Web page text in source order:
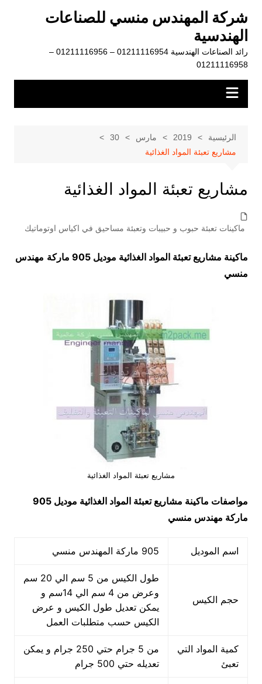
المحتوى
شركة المهندس منسي للصناعات
الهندسية
رائد الصناعات الهندسية 01211116954 – 01211116956 –
01211116958
الرئيسية 2019 مارس
30
مشاريع تعبئة المواد الغذائية
مشاريع تعبئة المواد الغذائية
ماكينات تعبئة حبوب و حبيبات وتعبئة مساحيق في اكياس اوتوماتيك
ماكينة مشاريع تعبئة المواد الغذائية موديل 905 ماركة
مهندس
منسي
مشاريع تعبئة المواد الغذائية
مواصفات ماكينة مشاريع تعبئة المواد الغذائية
موديل 905
ماركة مهندس منسي
اسم الموديل 905 ماركة المهندس منسي
حجم الكيس
طول الكيس من 5 سم الي 20 سم
وعرض من 4 سم الي 14سم و
يمكن تعديل طول الكيس و عرض
الكيس حسب متطلبات العمل
كمية المواد التي
تعبئ
من 5 جرام حتي 250 جرام و يمكن
تعديله حتي 500 جرام